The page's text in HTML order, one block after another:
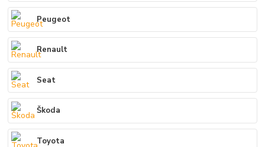
Peugeot
Renault
Seat
Škoda
Toyota